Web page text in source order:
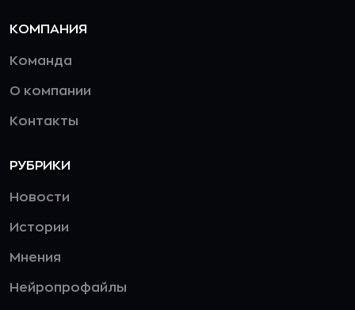
КОМПАНИЯ
Команда
О компании
Контакты
РУБРИКИ
Новости
Истории
Мнения
Нейропрофайлы